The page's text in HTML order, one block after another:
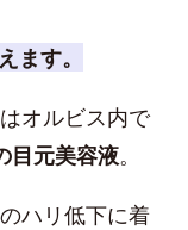
ます。
はオルビス内で
目元美容液。
ハリ低下に着